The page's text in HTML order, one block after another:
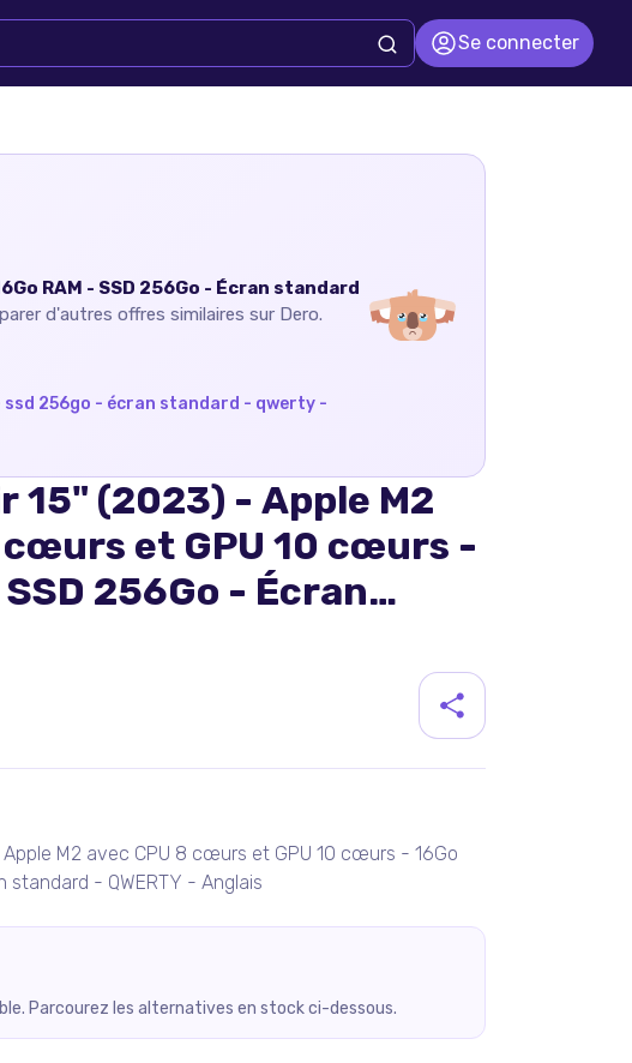
Se connecter
RAM - SSD 256Go - Écran standard
d'autres offres similaires sur Dero.
256go - écran standard - qwerty -
15" (2023) - Apple M2
cœurs et GPU 10 cœurs -
SSD 256Go - Écran
- Anglais
M2 avec CPU 8 cœurs et GPU 10 cœurs - 16Go
standard - QWERTY - Anglais
Parcourez les alternatives en stock ci-dessous.